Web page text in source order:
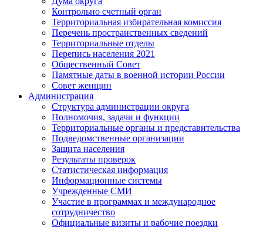
Контрольно счетный орган
Территориальная избирательная комиссия
Перечень пространственных сведений
Территориальные отделы
Перепись населения 2021
Общественный Совет
Памятные даты в военной истории России
Совет женщин
Администрация
Структура администрации округа
Полномочия, задачи и функции
Территориальные органы и представительства
Подведомственные организации
Защита населения
Результаты проверок
Статистическая информация
Информационные системы
Учрежденные СМИ
Участие в программах и международное
сотрудничество
Официальные визиты и рабочие поездки